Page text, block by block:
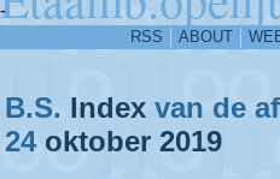
-
RSS ABOUT
B.S. Index van de
24 oktober 2019